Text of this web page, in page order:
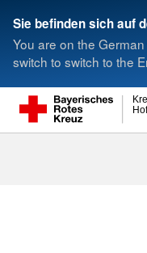
Sie befinden sich auf
You are on the
switch to switch to the